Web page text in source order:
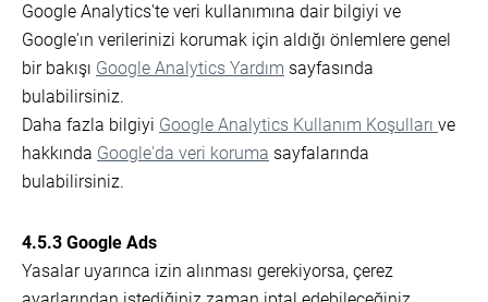
Google Analytics'te veri kullanımına dair bilgiyi ve
Google'ın verilerinizi korumak için aldığı önlemlere genel
bir bakışı Google Analytics Yardım sayfasında
bulabilirsiniz.
Daha fazla bilgiyi Google Analytics Kullanım Koşulları ve
hakkında Google'da veri koruma sayfalarında
bulabilirsiniz.
4.5.3 Google Ads
Yasalar uyarınca izin alınması gerekiyorsa, çerez